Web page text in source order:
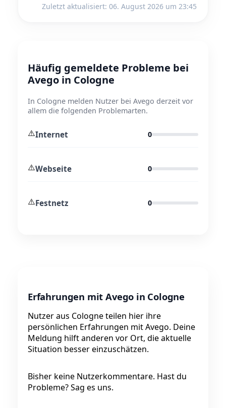
Zuletzt aktualisiert: 06. August 2026 um 23:45
Häufig gemeldete Probleme bei
Avego in Cologne
In Cologne melden Nutzer bei Avego derzeit vor
allem die folgenden Problemarten.
⚠️Internet 0
⚠️Webseite 0
⚠️Festnetz 0
Erfahrungen mit Avego in Cologne
Nutzer aus Cologne teilen hier ihre
persönlichen Erfahrungen mit Avego. Deine
Meldung hilft anderen vor Ort, die aktuelle
Situation besser einzuschätzen.
Bisher keine Nutzerkommentare. Hast du
Probleme? Sag es uns.